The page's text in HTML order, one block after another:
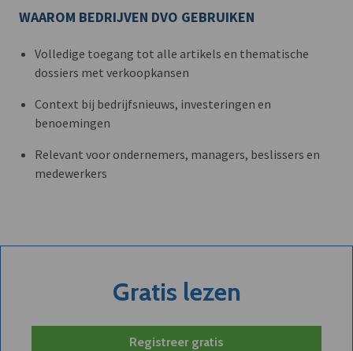
WAAROM BEDRIJVEN DVO GEBRUIKEN
Volledige toegang tot alle artikels en thematische
dossiers met verkoopkansen
Context bij bedrijfsnieuws, investeringen en
benoemingen
Relevant voor ondernemers, managers, beslissers en
medewerkers
Gratis lezen
Registreer gratis